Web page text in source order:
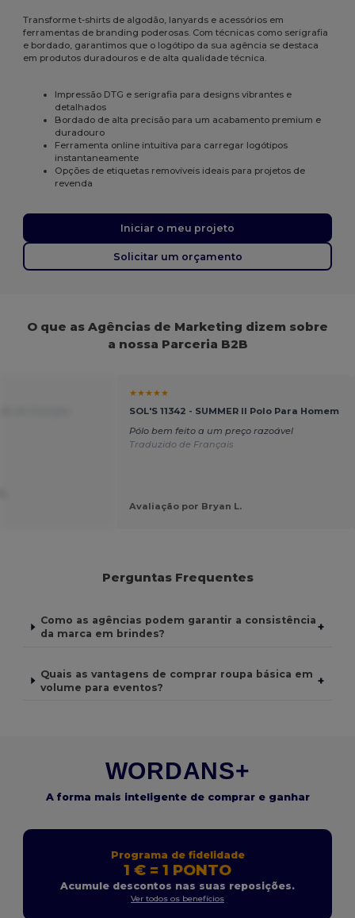
Transforme t-shirts de algodão, lanyards e acessórios em
ferramentas de branding poderosas. Com técnicas como serigrafia
e bordado, garantimos que o logótipo da sua agência se destaca
em produtos duradouros e de alta qualidade técnica.
Impressão DTG e serigrafia para designs vibrantes e
detalhados
Bordado de alta precisão para um acabamento premium e
duradouro
Ferramenta online intuitiva para carregar logótipos
instantaneamente
Opções de etiquetas removíveis ideais para projetos de
revenda
Iniciar o meu projeto
Solicitar um orçamento
O que as Agências de Marketing dizem sobre
a nossa Parceria B2B
★★★★★
SOL'S 11342 - SUMMER II Polo Para Homem
Pólo bem feito a um preço razoável
Traduzido de Français
Avaliação por Bryan L.
Perguntas Frequentes
Como as agências podem garantir a consistência
da marca em brindes?
+
Quais as vantagens de comprar roupa básica em
volume para eventos?
+
WORDANS+
A forma mais inteligente de comprar e ganhar
Programa de fidelidade
1 € = 1 PONTO
Acumule descontos nas suas reposições.
Ver todos os benefícios